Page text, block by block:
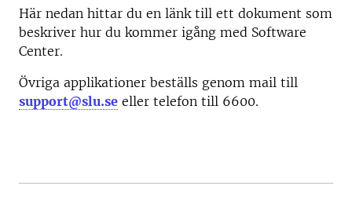
Här nedan hittar du en länk till ett dokument som
beskriver hur du kommer igång med Software
Center.
Övriga applikationer beställs genom mail till
support@slu.se eller telefon till 6600.